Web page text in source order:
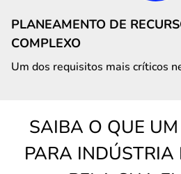
PLANEAMENTO DE
COMPLEXO
Um dos requisitos mais críticos
SAIBA O QUE
PARA INDÚSTRIA